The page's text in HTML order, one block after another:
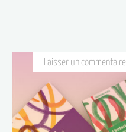
Laisser un commentaire